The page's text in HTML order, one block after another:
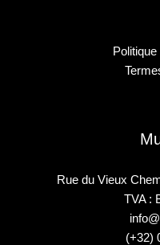
Rue du Vieux
TVA :
(+32)